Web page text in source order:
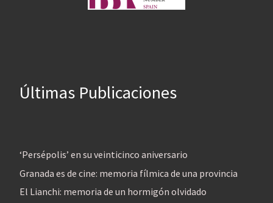
Últimas Publicaciones
‘Persépolis’ en su veinticinco aniversario
Granada es de cine: memoria fílmica de una provincia
El Lianchi: memoria de un hormigón olvidado